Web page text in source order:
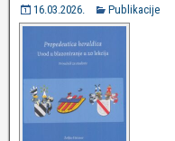
16.03.2026. Publikacije